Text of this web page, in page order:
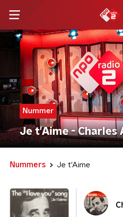
Nummer
Je t'Aime - Charles
Nummers Je t'Aime